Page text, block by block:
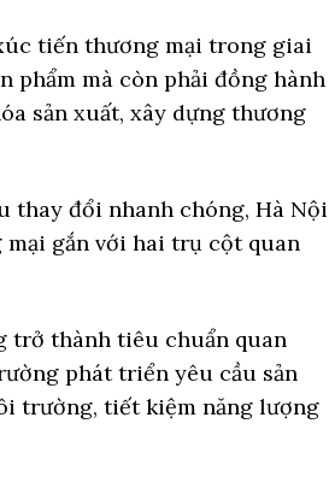
tiến thương mại trong giai
phẩm mà còn phải đồng hành
sản xuất, xây dựng thương
thay đổi nhanh chóng, Hà Nội
gắn với hai trụ cột quan
trở thành tiêu chuẩn quan
phát triển yêu cầu sản
trường, tiết kiệm năng lượng